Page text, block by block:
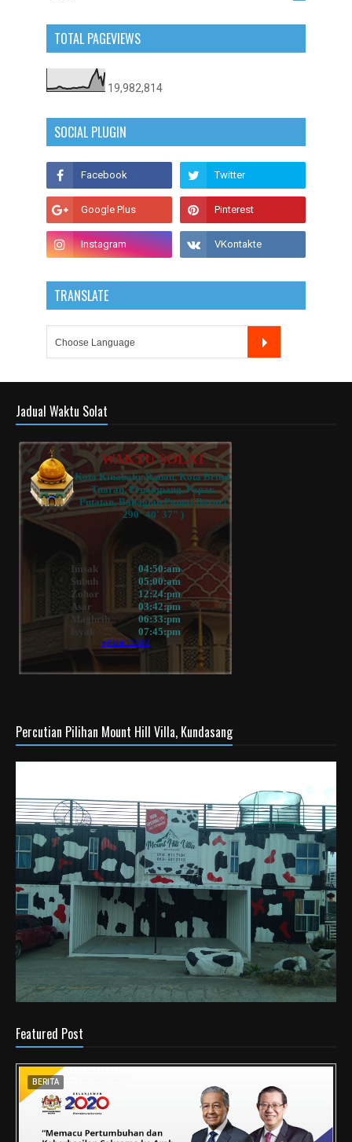
TOTAL PAGEVIEWS
19,982,814
SOCIAL PLUGIN
TRANSLATE
Jadual Waktu Solat
Percutian Pilihan Mount Hill Villa, Kundasang
Featured Post
BERITA